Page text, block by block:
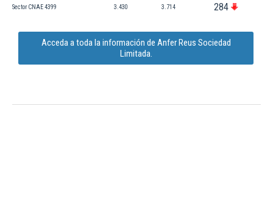
Sector CNAE 4399 3.430 3.714 284
Acceda a toda la información de Anfer Reus Sociedad
Limitada.